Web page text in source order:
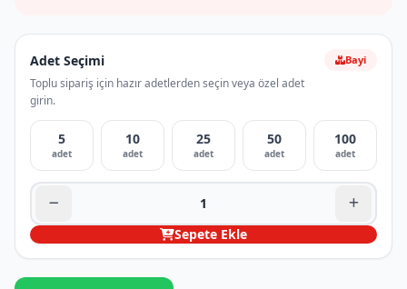
Adet Seçimi
Toplu sipariş için hazır adetlerden seçin veya özel adet
girin.
Bayi
5
adet
10
adet
25
adet
50
adet
100
adet
Sepete Ekle